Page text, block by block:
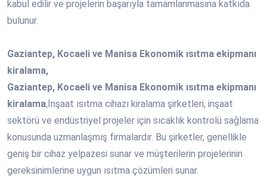
kabul edilir ve projelerin başarıyla tamamlanmasına katkıda
bulunur.
Gaziantep, Kocaeli ve Manisa Ekonomik ısıtma ekipmanı
kiralama,
Gaziantep, Kocaeli ve Manisa Ekonomik ısıtma ekipmanı
kiralama,İnşaat ısıtma cihazı kiralama şirketleri, inşaat
sektörü ve endüstriyel projeler için sıcaklık kontrolü sağlama
konusunda uzmanlaşmış firmalardır. Bu şirketler, genellikle
geniş bir cihaz yelpazesi sunar ve müşterilerin projelerinin
gereksinimlerine uygun ısıtma çözümleri sunar.